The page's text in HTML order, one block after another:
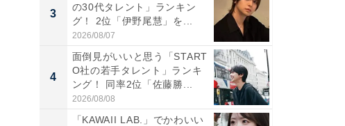
3
の30代タレント」ランキン
グ！ 2位「伊野尾慧」を...
2026/08/07
4
面倒見がいいと思う「START
O社の若手タレント」ランキ
ング！ 同率2位「佐藤勝...
2026/08/08
「KAWAII LAB.」でかわいい